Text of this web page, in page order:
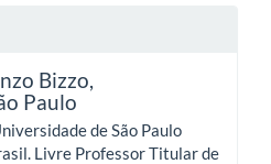
Bizzo,
Paulo
de São Paulo
Livre Professor Titular de